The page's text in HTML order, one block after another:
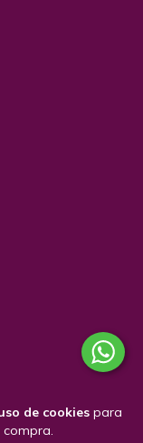
de cookiespara